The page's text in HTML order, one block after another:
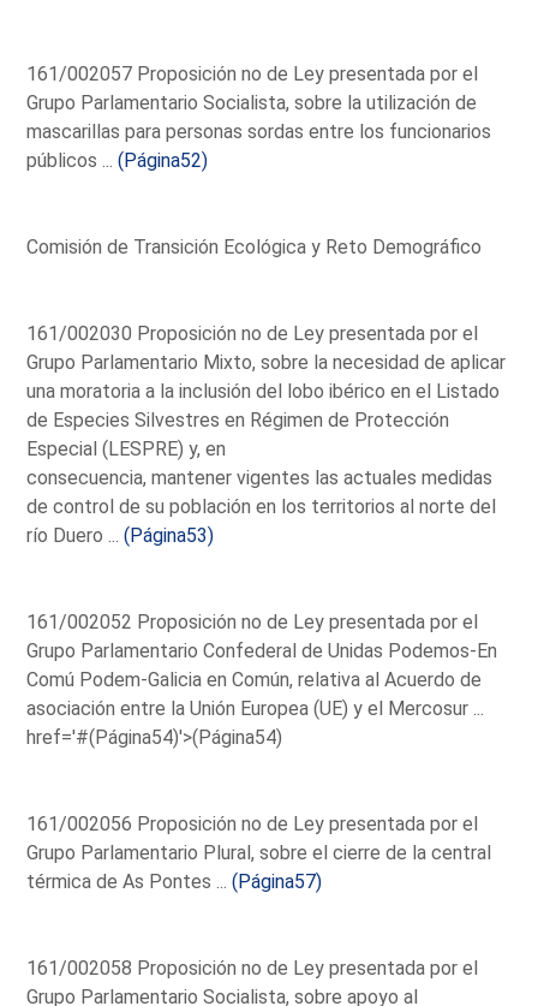
161/002057 Proposición no de Ley presentada por el
Grupo Parlamentario Socialista, sobre la utilización de
mascarillas para personas sordas entre los funcionarios
públicos ...(Página52)
Comisión de Transición Ecológica y Reto Demográfico
161/002030 Proposición no de Ley presentada por el
Grupo Parlamentario Mixto, sobre la necesidad de aplicar
una moratoria a la inclusión del lobo ibérico en el Listado
de Especies Silvestres en Régimen de Protección
Especial (LESPRE) y, en
consecuencia, mantener vigentes las actuales medidas
de control de su población en los territorios al norte del
río Duero ...(Página53)
161/002052 Proposición no de Ley presentada por el
Grupo Parlamentario Confederal de Unidas Podemos-En
Comú Podem-Galicia en Común, relativa al Acuerdo de
asociación entre la Unión Europea (UE) y el Mercosur ...
href='#(Página54)'>(Página54)
161/002056 Proposición no de Ley presentada por el
Grupo Parlamentario Plural, sobre el cierre de la central
térmica de As Pontes ...(Página57)
161/002058 Proposición no de Ley presentada por el
Grupo Parlamentario Socialista, sobre apoyo al